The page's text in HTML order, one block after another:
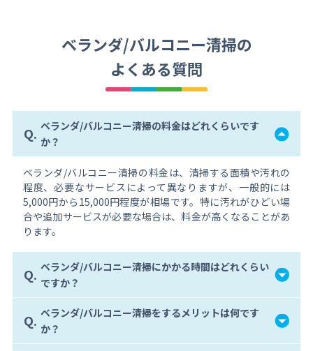
ベランダ/バルコニー清掃の
よくある質問
Q. ベランダ/バルコニー清掃の料金はどれくらいです
か？
ベランダ/バルコニー清掃の料金は、清掃する面積や汚れの
程度、必要なサービスによって異なりますが、一般的には
5,000円から15,000円程度が相場です。特に汚れがひどい場
合や追加サービスが必要な場合は、料金が高くなることがあ
ります。
Q. ベランダ/バルコニー清掃にかかる時間はどれくらい
ですか？
Q. ベランダ/バルコニー清掃をするメリットは何です
か？